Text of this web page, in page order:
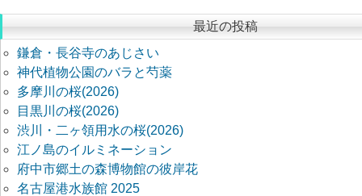
最近の投稿
鎌倉・長谷寺のあじさい
神代植物公園のバラと芍薬
多摩川の桜(2026)
目黒川の桜(2026)
渋川・二ヶ領用水の桜(2026)
江ノ島のイルミネーション
府中市郷土の森博物館の彼岸花
名古屋港水族館 2025